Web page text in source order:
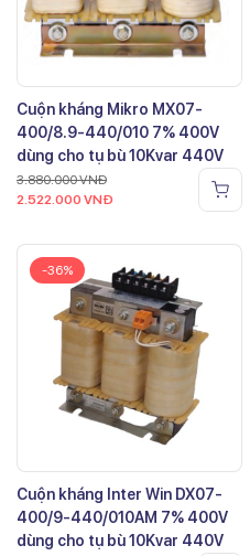
Cuộn kháng Mikro MX07-
400/8.9-440/010 7% 400V
dùng cho tụ bù 10Kvar 440V
3.880.000VNĐ
2.522.000 VNĐ
-36%
Cuộn kháng Inter Win DX07-
400/9-440/010AM 7% 400V
dùng cho tụ bù 10Kvar 440V